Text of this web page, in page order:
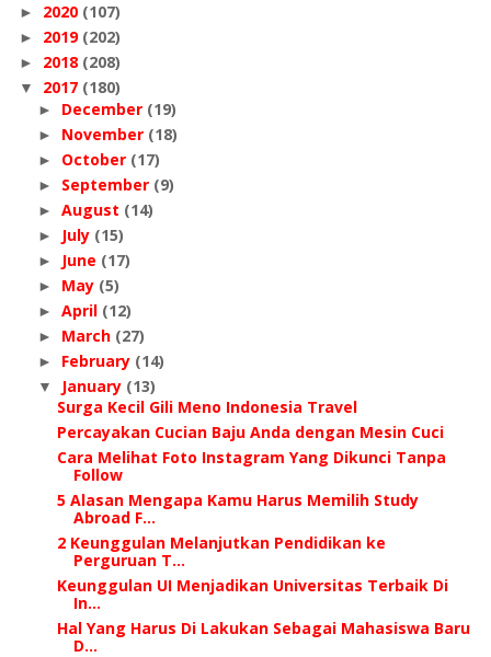
► 2020 (107)
► 2019 (202)
► 2018 (208)
▼ 2017 (180)
► December (19)
► November (18)
► October (17)
► September (9)
► August (14)
► July (15)
► June (17)
► May (5)
► April (12)
► March (27)
► February (14)
▼ January (13)
Surga Kecil Gili Meno Indonesia Travel
Percayakan Cucian Baju Anda dengan Mesin Cuci
Cara Melihat Foto Instagram Yang Dikunci Tanpa
Follow
5 Alasan Mengapa Kamu Harus Memilih Study
Abroad F...
2 Keunggulan Melanjutkan Pendidikan ke
Perguruan T...
Keunggulan UI Menjadikan Universitas Terbaik Di
In...
Hal Yang Harus Di Lakukan Sebagai Mahasiswa Baru
D...